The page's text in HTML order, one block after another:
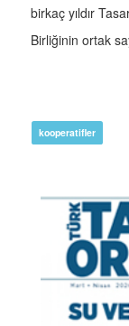
birkaç yıldır
Birliğinin ortak
kooperatifler